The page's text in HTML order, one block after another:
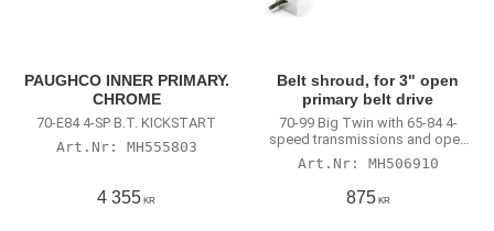
PAUGHCO INNER PRIMARY.
CHROME
70-E84 4-SP B.T. KICKSTART
MH555803
4 355 KR
Belt shroud, for 3" open
primary belt drive
70-99 Big Twin with 65-84 4-
speed transmissions and open
belt drive
MH506910
875KR